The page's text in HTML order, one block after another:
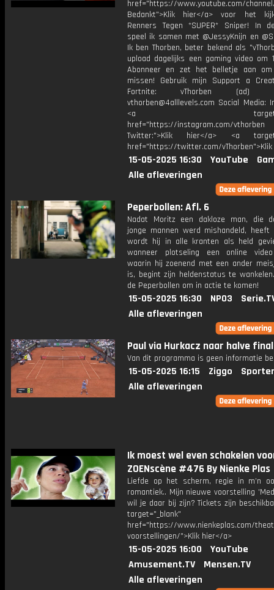
href="https://www.youtube.com/channel/
Bedankt">Klik hier</a> voor het
Renners Tegen *SUPER* Sniper! In
speel ik samen met @JessyKnijn en
Ik ben Thorben, beter bekend als
upload dagelijks een gaming video om
Abonneer en zet het belletje aan
missen! Gebruik mijn Support a
Fortnite: vThorben (ad)
vthorben@4alllevels.com Social Media:
<a
href="https://instagram.com/vthorben
Twitter:">Klik hier</a> <a
href="https://twitter.com/
15-05-2025 16:30 YouTube
Alle afleveringen
Peperbollen: Afl. 6
Nadat Moritz een dakloze man, die
jonge mannen werd mishandeld, heeft
wordt hij in alle kranten als held
wanneer plotseling een online
waarin hij zoenend met een ander
is, begint zijn heldenstatus te
de Peperbollen om in actie te komen!
15-05-2025 16:30 NPO3
Alle afleveringen
Paul via Hurkacz naar halve
Van dit programma is geen informatie
15-05-2025 16:15 Ziggo
Alle afleveringen
Ik moest wel even schakelen
ZOENscène #476 By Nienke Plas
Liefde op het scherm, regie in m’n
romantiek.. Mijn nieuwe voorstelling
wil je daar bij zijn? Tickets zijn
target="_blank"
href="https://www.nienkeplas.com/
voorstellingen/">Klik hier</a>
15-05-2025 16:00
YouTube
Amusement.TV
Mensen.TV
Alle afleveringen